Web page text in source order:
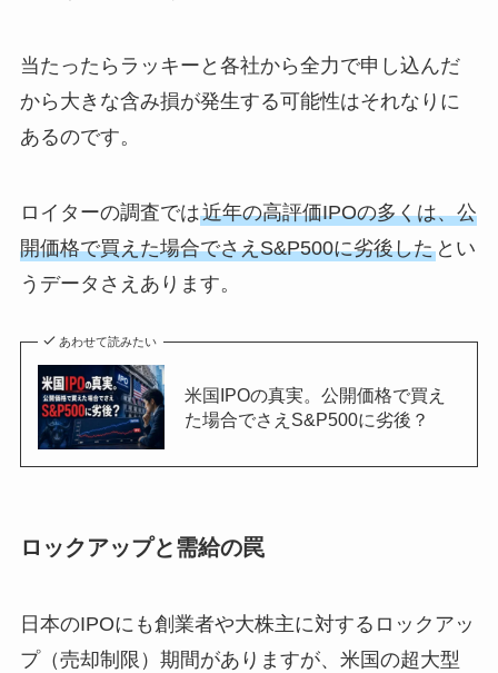
当たったらラッキーと各社から全力で申し込んだ
から大きな含み損が発生する可能性はそれなりに
あるのです。
ロイターの調査では近年の高評価IPOの多くは、公
開価格で買えた場合でさえS&P500に劣後したとい
うデータさえあります。
あわせて読みたい
米国IPOの真実。公開価格で買え
た場合でさえS&P500に劣後？
ロックアップと需給の罠
日本のIPOにも創業者や大株主に対するロックアッ
プ（売却制限）期間がありますが、米国の超大型